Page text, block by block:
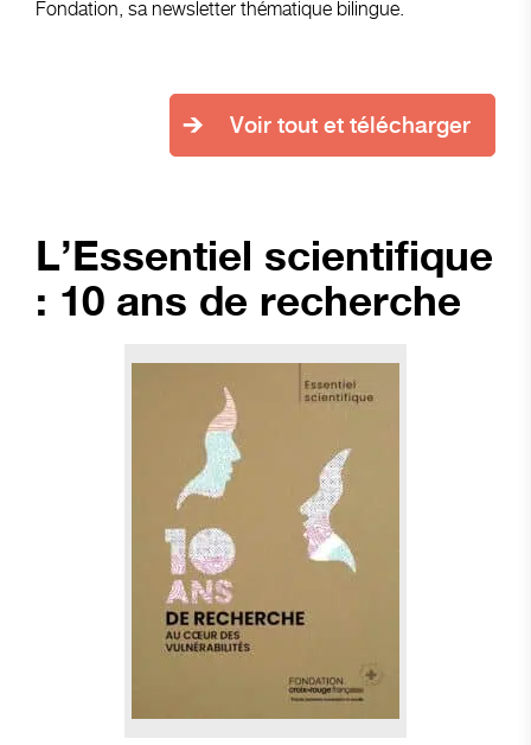
Fondation, sa newsletter thématique bilingue.
Voir tout et télécharger
L’Essentiel scientifique
: 10 ans de recherche